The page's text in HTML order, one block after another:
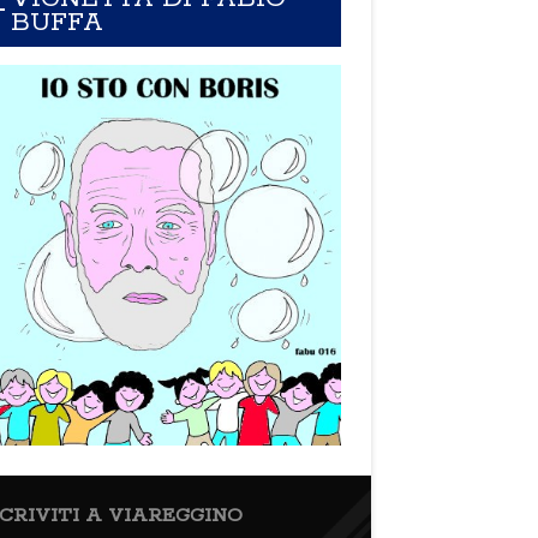
BUFFA
A VIAREGGINO